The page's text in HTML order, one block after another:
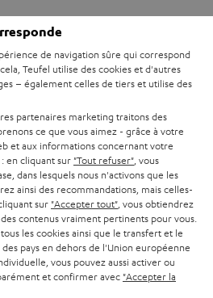
d'achat personnalisé
300 40
de 09:00 à 17:00 ; fermé le samedi,
posées
de nos produits de près et
personnellement dans nos
de navigation sûre qui correspond
Teufel utilise des cookies et d'autres
– également celles de tiers et utilise des
partenaires marketing traitons des
ce que vous aimez - grâce à votre
et aux informations concernant votre
en cliquant sur "Tout refuser" , vous
dans lesquels nous n'activons que les
ainsi des recommandations, mais celles-
sur "Accepter tout" , vous obtiendrez
contenus vraiment pertinents pour vous.
les cookies ainsi que le transfert et le
pays en dehors de l'Union européenne
vous pouvez aussi activer ou
et confirmer avec "Accepter la